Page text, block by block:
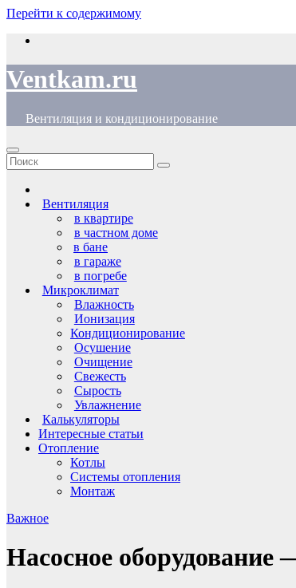
Перейти к содержимому
Ventkam.ru
Вентиляция и кондиционирование
Вентиляция
в квартире
в частном доме
в бане
в гараже
в погребе
Микроклимат
Влажность
Ионизация
Кондиционирование
Осушение
Очищение
Свежесть
Сырость
Увлажнение
Калькуляторы
Интересные статьи
Отопление
Котлы
Системы отопления
Монтаж
Важное
Насосное оборудование